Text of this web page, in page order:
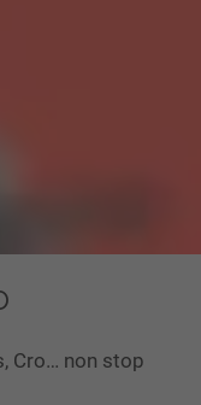
Cro… non stop